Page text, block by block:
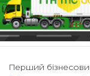
Перший